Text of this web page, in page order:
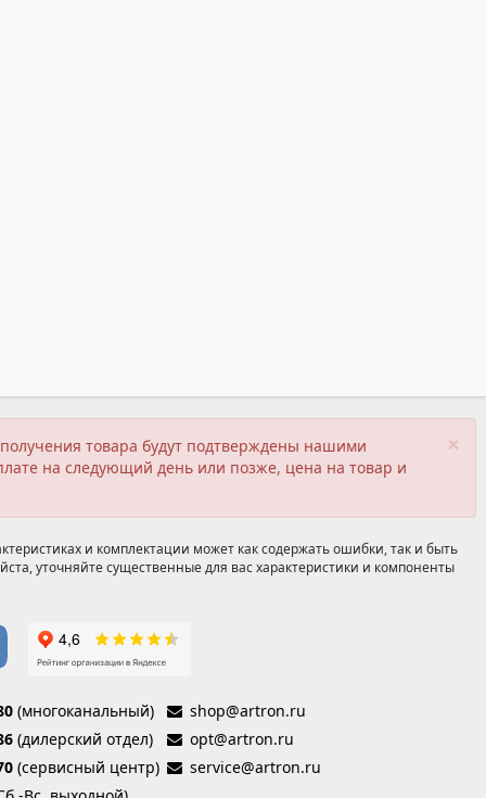
×
товара будут подтверждены нашими
на следующий день или позже, цена на товар и
и комплектации может как содержать ошибки, так и быть
уточняйте существенные для вас характеристики и компоненты
(многоканальный)
shop@artron.ru
(дилерский отдел)
opt@artron.ru
(сервисный центр)
service@artron.ru